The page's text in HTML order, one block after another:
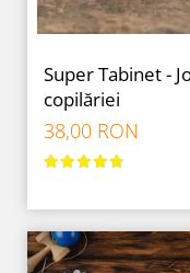
Super Tabinet -
copilăriei
38,00 RON